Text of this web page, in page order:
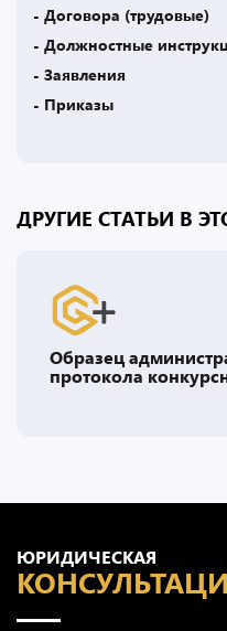
- Договора (трудовые)
- Должностные
- Заявления
- Приказы
ДРУГИЕ СТАТЬИ В
Образец
протокола
ЮРИДИЧЕСКАЯ